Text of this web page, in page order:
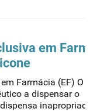
em
Farmácia (EF) O
a dispensar o
inapropriada